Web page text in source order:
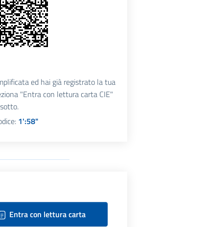
ed hai già registrato la tua
"Entra con lettura carta CIE"
1':57"
Entra con lettura carta